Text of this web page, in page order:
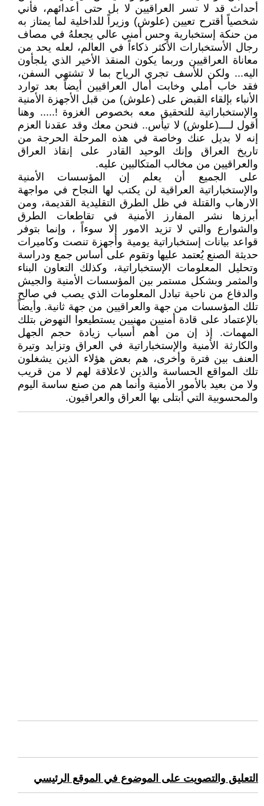
أحداث قد لا تسر العراقيين لا بل حتى أعدائهم، فأني
شخصياً أقترح تعيين (علوش) وزيراً للداخلية لما يمتاز به
من حنكة إستخبارية وحس أمني عالي يجعلهُ في مصاف
رجال الأستخبارات الأكثر ذكاءاً في العالم، لعله يحد من
معاناة العراقيين وربما يكون المنقذ الأخير الذي يلجأون
اليه... ولكن للأسف تجري الرياح بما لا تشتهي السفن،
فقد خاب أملي وخابت أمال العراقيين أيضاً بعد توارد
الأنباء بإلقاء القبض على (علوش) من قبل الأجهزة الأمنية
والإستخباراتية للتحقيق معه بخصوص الغزوة !..... وهنا
أقول لــــ(علوش) لا تيأس.. فنحن معك وقد عقدنا العزم
إنه لا بديل عنك وخاصة في هذه المرحلة الحرجة من
تاريخ العراق وإنك الوحيد القادر على إنقاذ العراق
والعراقيين من مخالب المتكالبين عليه.
على الجميع أن يعلم إن المؤسسات الأمنية
والإستخباراتية العراقية لن يكتب لها النجاح في مواجهة
الارهاب والقتلة في ظل الطرق التقليدية القديمة، ومن
أبرزها نشر المفارز الأمنية في تقاطعات الطرق
والشوارع والتي لا تزيد الامور إلا سوءاً ، وإنما بتوفر
قواعد بيانات إستخباراتية يومية وأجهزة تنصت وكاميرات
حديثة الصنع يُعتمد عليها وتقوم على أساس جمع ودراسة
وتحليل المعلومات الإستخباراتية، وكذلك التعاون البناء
والمثمر وبشكل مستمر بين المؤسسات الأمنية والجيش
والدفاع من ناحية تبادل المعلومات الذي يصب في صالح
تلك المؤسسات من جهة والعراقيين من جهة ثانية. وأيضاً
بالإعتماد على قادة أمنيين مهنيين يستطيعوا النهوض بتلك
المهمات. إذ إن من أهم أسباب زيادة حجم الجهل
والكارثة الأمنية والإستخباراتية في العراق وتزايد وتيرة
العنف بين فترة وأخرى، هم بعض هؤلاء الذين يشغلون
تلك المواقع الحساسة والذين لاعلاقة لهم لا من قريب
ولا من بعيد بالأمور الأمنية وأنما هم من صنع ساسة اليوم
والمحسوبية التي أبتلى بها العراق والعراقيون.
التعليق والتصويت على الموضوع في الموقع الرئيسي